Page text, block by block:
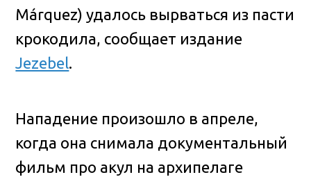
Márquez) удалось вырваться из пасти
крокодила, сообщает издание
Jezebel.
Нападение произошло в апреле,
когда она снимала документальный
фильм про акул на архипелаге